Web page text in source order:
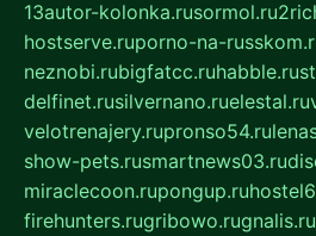
13autor-kolonka.rusormol.ru
hostserve.ruporno-na-
neznobi.rubigfatcc.ruhabble.ru
delfinet.rusilvernano.ruelestal.ru
velotrenajery.rupronso54.ru
show-pets.rusmartnews03.ru
miraclecoon.rupongup.ru
firehunters.rugribowo.rugnalis.ru